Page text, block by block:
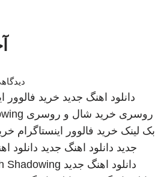
دانلود اهنگ جدید خرید فالوور
روسری خرید شال و روسری
بک لینک خرید فالوور اینستاگرام
جدید دانلود اهنگ جدید دانلود
دانلود اهنگ جدید Shadowing